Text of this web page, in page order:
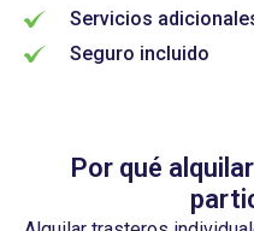
Servicios
Seguro incluido
Por qué